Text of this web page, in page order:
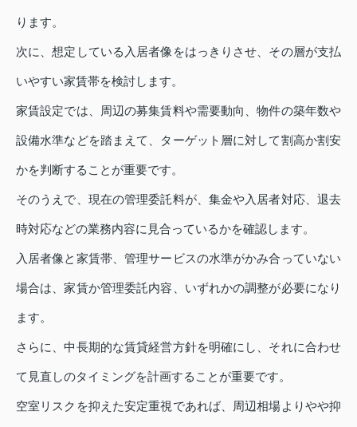
ります。
次に、想定している入居者像をはっきりさせ、その層が支払
いやすい家賃帯を検討します。
家賃設定では、周辺の募集賃料や需要動向、物件の築年数や
設備水準などを踏まえて、ターゲット層に対して割高か割安
かを判断することが重要です。
そのうえで、現在の管理委託料が、集金や入居者対応、退去
時対応などの業務内容に見合っているかを確認します。
入居者像と家賃帯、管理サービスの水準がかみ合っていない
場合は、家賃か管理委託内容、いずれかの調整が必要になり
ます。
さらに、中長期的な賃貸経営方針を明確にし、それに合わせ
て見直しのタイミングを計画することが重要です。
空室リスクを抑えた安定重視であれば、周辺相場よりやや抑